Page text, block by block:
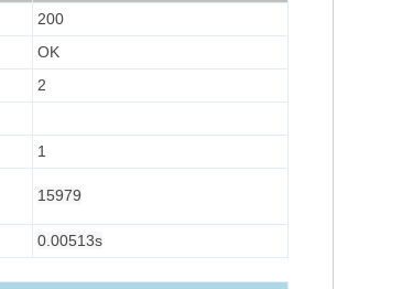
200
OK
2
1
15979
0.00513s